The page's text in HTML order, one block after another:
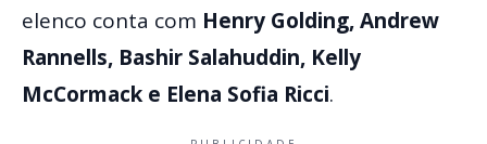
elenco conta com Henry Golding, Andrew
Rannells, Bashir Salahuddin, Kelly
McCormack e Elena Sofia Ricci.